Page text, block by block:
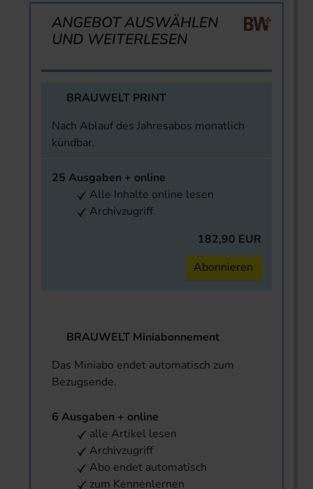
ANGEBOT AUSWÄHLEN
UND WEITERLESEN
BRAUWELT PRINT
Nach Ablauf des Jahresabos monatlich
kündbar.
25 Ausgaben + online
Alle Inhalte online lesen
Archivzugriff
182,90 EUR
Abonnieren
BRAUWELT Miniabonnement
Das Miniabo endet automatisch zum
Bezugsende.
6 Ausgaben + online
alle Artikel lesen
Archivzugriff
Abo endet automatisch
zum Kennenlernen